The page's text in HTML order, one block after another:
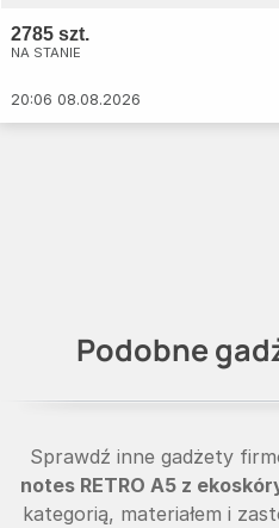
2785 szt.
NA STANIE
20:06 08.08.2026
Podobne
Sprawdź inne gadżety
notes RETRO A5 z
kategorią, materiałem i